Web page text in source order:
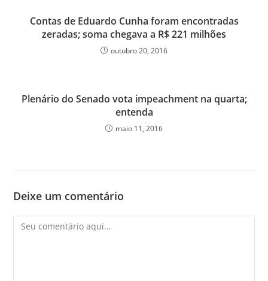
Contas de Eduardo Cunha foram encontradas
zeradas; soma chegava a R$ 221 milhões
outubro 20, 2016
Plenário do Senado vota impeachment na quarta;
entenda
maio 11, 2016
Deixe um comentário